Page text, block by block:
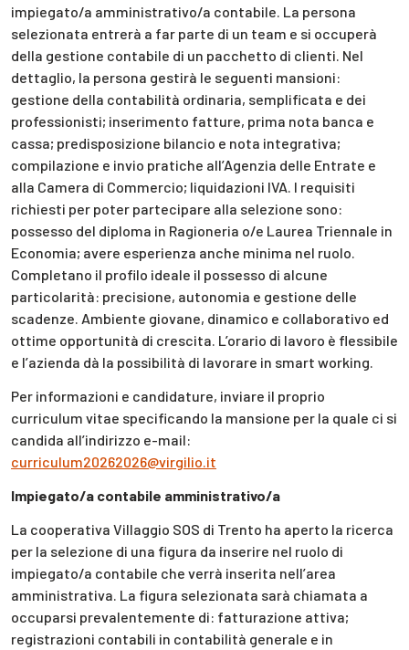
impiegato/a amministrativo/a contabile. La persona
selezionata entrerà a far parte di un team e si occuperà
della gestione contabile di un pacchetto di clienti. Nel
dettaglio, la persona gestirà le seguenti mansioni:
gestione della contabilità ordinaria, semplificata e dei
professionisti; inserimento fatture, prima nota banca e
cassa; predisposizione bilancio e nota integrativa;
compilazione e invio pratiche all’Agenzia delle Entrate e
alla Camera di Commercio; liquidazioni IVA. I requisiti
richiesti per poter partecipare alla selezione sono:
possesso del diploma in Ragioneria o/e Laurea Triennale in
Economia; avere esperienza anche minima nel ruolo.
Completano il profilo ideale il possesso di alcune
particolarità: precisione, autonomia e gestione delle
scadenze. Ambiente giovane, dinamico e collaborativo ed
ottime opportunità di crescita. L’orario di lavoro è flessibile
e l’azienda dà la possibilità di lavorare in smart working.
Per informazioni e candidature, inviare il proprio
curriculum vitae specificando la mansione per la quale ci si
candida all’indirizzo e-mail:
curriculum20262026@virgilio.it
Impiegato/a contabile amministrativo/a
La cooperativa Villaggio SOS di Trento ha aperto la ricerca
per la selezione di una figura da inserire nel ruolo di
impiegato/a contabile che verrà inserita nell’area
amministrativa. La figura selezionata sarà chiamata a
occuparsi prevalentemente di: fatturazione attiva;
registrazioni contabili in contabilità generale e in